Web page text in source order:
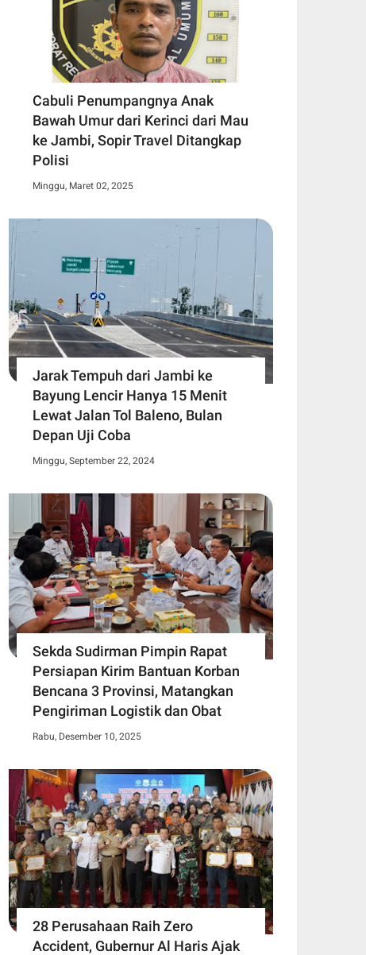
Cabuli Penumpangnya Anak
Bawah Umur dari Kerinci dari Mau
ke Jambi, Sopir Travel Ditangkap
Polisi
Minggu, Maret 02, 2025
Jarak Tempuh dari Jambi ke
Bayung Lencir Hanya 15 Menit
Lewat Jalan Tol Baleno, Bulan
Depan Uji Coba
Minggu, September 22, 2024
Sekda Sudirman Pimpin Rapat
Persiapan Kirim Bantuan Korban
Bencana 3 Provinsi, Matangkan
Pengiriman Logistik dan Obat
Rabu, Desember 10, 2025
28 Perusahaan Raih Zero
Accident, Gubernur Al Haris Ajak